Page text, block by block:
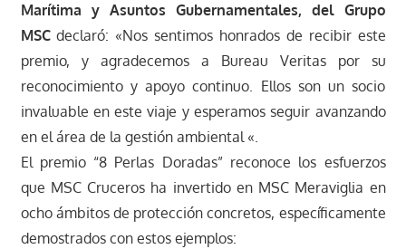
Marítima y Asuntos Gubernamentales, del Grupo
MSCdeclaró: «Nos sentimos honrados de recibir este
premio, y agradecemos a Bureau Veritas por su
reconocimiento y apoyo continuo. Ellos son un socio
invaluable en este viaje y esperamos seguir avanzando
en el área de la gestión ambiental «.
El premio “8 Perlas Doradas” reconoce los esfuerzos
que MSC Cruceros ha invertido en MSC Meraviglia en
ocho ámbitos de protección concretos, específicamente
demostrados con estos ejemplos: